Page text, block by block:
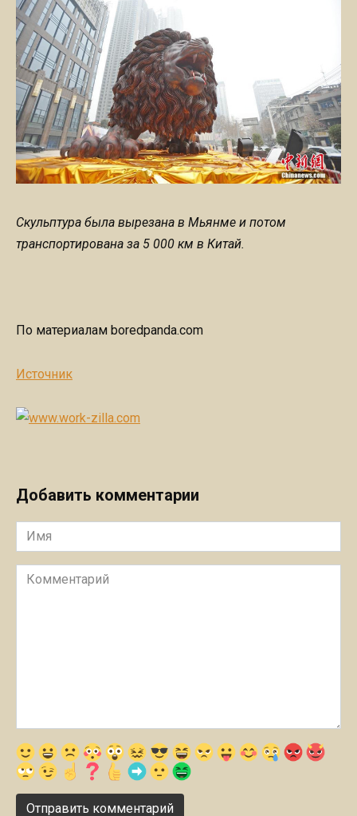
Скульптура была вырезана в Мьянме и потом
транспортирована за 5 000 км в Китай.
По материалам boredpanda.com
Источник
Добавить комментарии
Имя
Комментарий